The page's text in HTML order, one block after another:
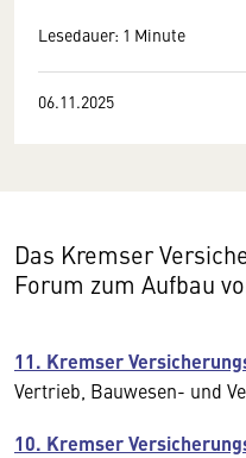
Lesedauer: 1 Minute
06.11.2025
Das Kremser
Forum zum Aufbau
11. Kremser
Vertrieb, Bauwesen- und
10. Kremser